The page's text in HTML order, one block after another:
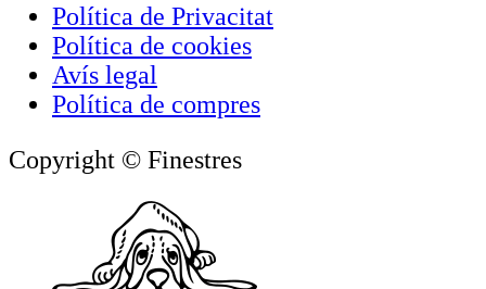
Política de Privacitat
Política de cookies
Avís legal
Política de compres
Copyright © Finestres